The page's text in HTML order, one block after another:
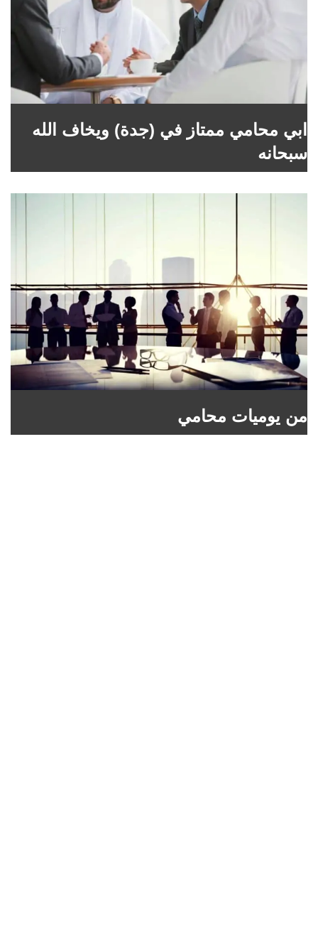
ابي محامي ممتاز في (جدة) ويخاف الله
سبحانه
من يوميات محامي